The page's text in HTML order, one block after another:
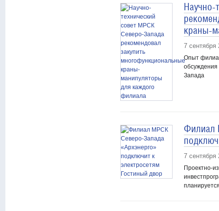
Научно-
краны-
7 сентября
Опыт
обсуждения
Запада
Филиал
7 сентября
Проектно-